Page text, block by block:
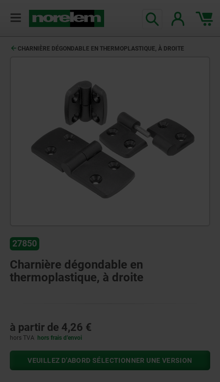
CHARNIÈRE DÉGONDABLE EN THERMOPLASTIQUE, À DROITE
27850
Charnière dégondable en
thermoplastique, à droite
à partir de 4,26 €
hors TVA hors frais d’envoi
VEUILLEZ D’ABORD SÉLECTIONNER UNE VERSION